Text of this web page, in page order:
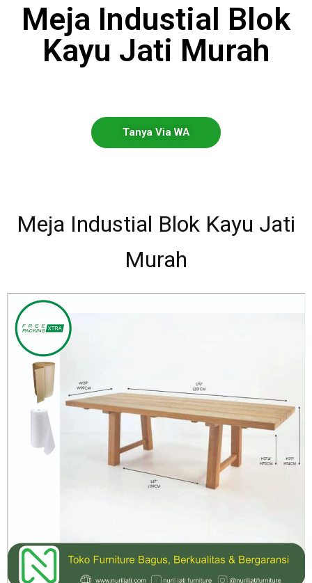
Meja Industial Blok
Kayu Jati Murah
Tanya Via WA
Meja Industial Blok Kayu Jati
Murah